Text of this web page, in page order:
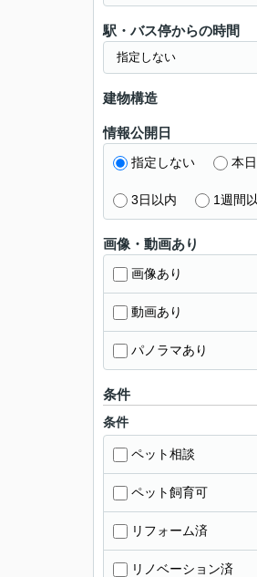
駅・バス停からの時間
建物構造
情報公開日
指定しない 本日
3日以内 1週間
画像・動画あり
画像あり
動画あり
パノラマあり
条件
条件
ペット相談
ペット飼育可
リフォーム済
リノベーション済